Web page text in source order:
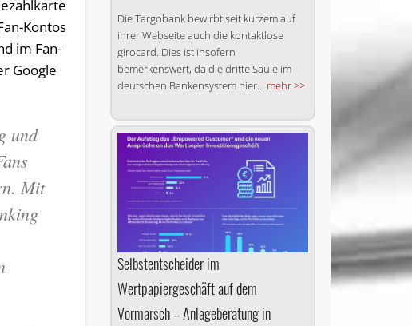
Kontos
im Fan-
Google
und
Mit
Die Targobank bewirbt seit kurzem auf
ihrer Webseite auch die kontaktlose
girocard. Dies ist insofern
bemerkenswert, da die dritte Säule im
deutschen Bankensystem hier... mehr >>
Selbstentscheider im
Wertpapiergeschäft auf dem
Vormarsch – Anlageberatung in